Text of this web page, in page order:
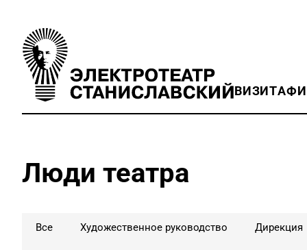
ВИЗИТ
Люди театра
Все Художественное руководство Дирекция